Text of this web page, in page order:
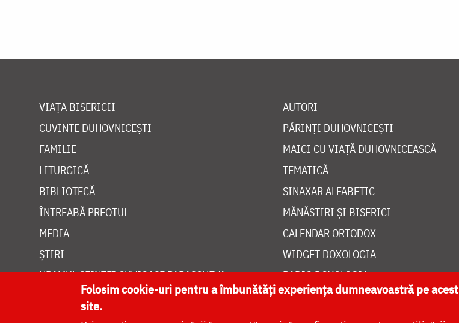
VIAȚA BISERICII
CUVINTE DUHOVNICEȘTI
FAMILIE
LITURGICĂ
BIBLIOTECĂ
ÎNTREABĂ PREOTUL
MEDIA
ȘTIRI
HRAMUL SFINTEI CUVIOASE PARASCHEVA
AUTORI
PĂRINȚI DUHOVNICEȘTI
MAICI CU VIAȚĂ DUHOVNICEASCĂ
TEMATICĂ
SINAXAR ALFABETIC
MĂNĂSTIRI ȘI BISERICI
CALENDAR ORTODOX
WIDGET DOXOLOGIA
RADIO DOXOLOGIA
Folosim cookie-uri pentru a îmbunătăți experiența dumneavoastră pe acest
site.